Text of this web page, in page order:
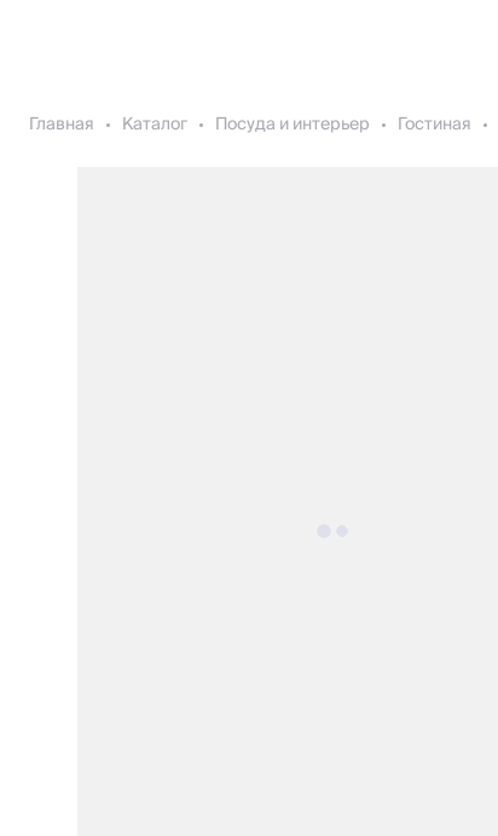
Главная Каталог Посуда и интерьер Гостиная